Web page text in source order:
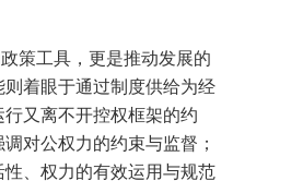
策工具，更是推动发展的
着眼于通过制度供给为经
又离不开控权框架的约
对公权力的约束与监督；
、权力的有效运用与规范